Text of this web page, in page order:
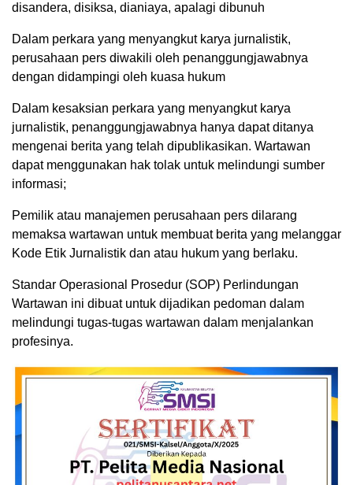
disandera, disiksa, dianiaya, apalagi dibunuh
Dalam perkara yang menyangkut karya jurnalistik,
perusahaan pers diwakili oleh penanggungjawabnya
dengan didampingi oleh kuasa hukum
Dalam kesaksian perkara yang menyangkut karya
jurnalistik, penanggungjawabnya hanya dapat ditanya
mengenai berita yang telah dipublikasikan. Wartawan
dapat menggunakan hak tolak untuk melindungi sumber
informasi;
Pemilik atau manajemen perusahaan pers dilarang
memaksa wartawan untuk membuat berita yang melanggar
Kode Etik Jurnalistik dan atau hukum yang berlaku.
Standar Operasional Prosedur (SOP) Perlindungan
Wartawan ini dibuat untuk dijadikan pedoman dalam
melindungi tugas-tugas wartawan dalam menjalankan
profesinya.